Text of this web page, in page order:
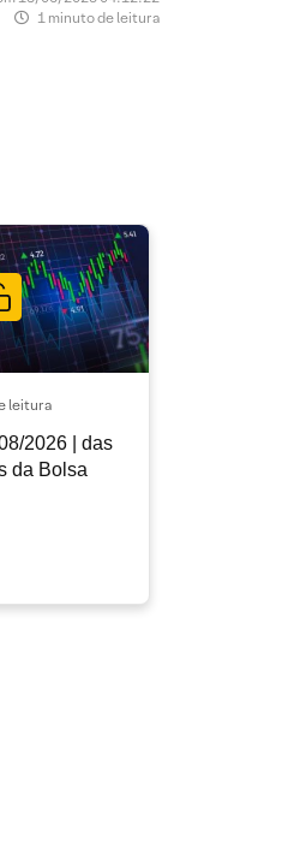
1 minuto de leitura
leitura
2026 | das
da Bolsa